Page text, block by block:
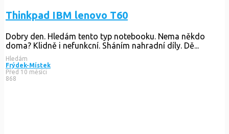
Thinkpad IBM lenovo T60
Dobry den. Hledám tento typ notebooku. Nema někdo
doma? Klidně i nefunkcní. Sháním nahradní díly. Dě...
Hledám
Frýdek-Místek
Před 10 měsíci
868